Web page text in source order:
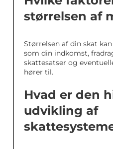
størrelsen af
Størrelsen af din skat
som din indkomst,
skattesatser og
hører til.
Hvad er den
udvikling af